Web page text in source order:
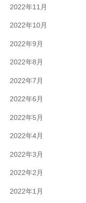
2022年11月
2022年10月
2022年9月
2022年8月
2022年7月
2022年6月
2022年5月
2022年4月
2022年3月
2022年2月
2022年1月